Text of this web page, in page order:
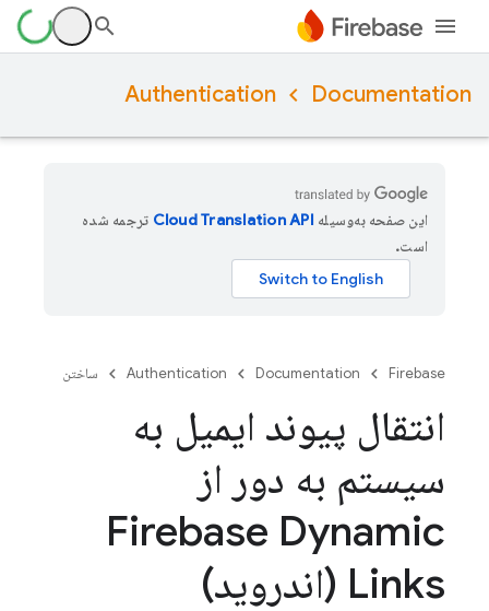
Documentation
Authentication
این صفحه به‌وسیله
ترجمه شده
است.
Firebase
Documentation
Authentication ساختن
انتقال پیوند ایمیل به
سیستم به دور از
Firebase Dynamic
Links (اندروید)